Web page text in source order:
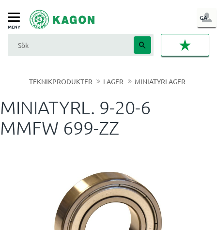
Meny
GA
IN
TEKNIKPRODUKTER LAGER MINIATYRLAGER
MINIATYRL. 9-20-6
MMFW 699-ZZ